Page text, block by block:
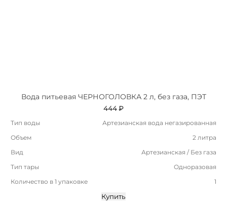
Вода питьевая ЧЕРНОГОЛОВКА 2 л, без газа, ПЭТ
444 ₽
Тип воды
Артезианская вода негазированная
Объем
2 литра
Вид
Артезианская / Без газа
Тип тары
Одноразовая
Количество в 1 упаковке
1
Купить